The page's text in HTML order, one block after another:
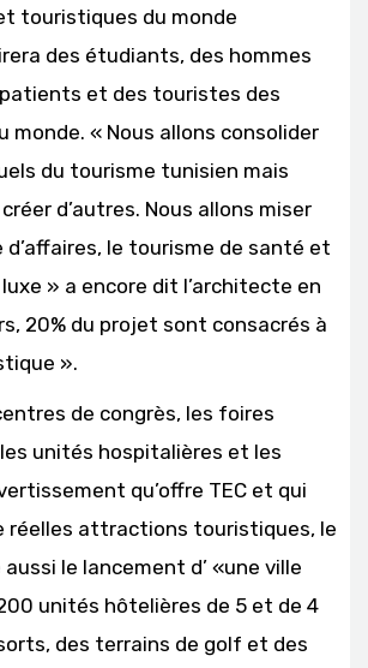
touristiques du monde
des étudiants, des hommes
patients et des touristes des
monde. « Nous allons consolider
du tourisme tunisien mais
d’autres. Nous allons miser
d’affaires, le tourisme de santé et
» a encore dit l’architecte en
20% du projet sont consacrés à
».
de congrès, les foires
unités hospitalières et les
qu’offre TEC et qui
réelles attractions touristiques, le
le lancement d’ «une ville
unités hôtelières de 5 et de 4
des terrains de golf et des